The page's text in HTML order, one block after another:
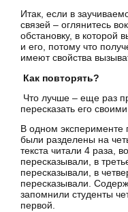
Итак, если в
связей – оглянитесь
обстановку, в которой
и его, потому что
имеют свойства
Как повторять?
Что лучше – еще раз
пересказать его
В одном эксперименте
были разделены на
текста читали 4 раза,
пересказывали, в
пересказывали, в
пересказывали.
запомнили студенты
первой.